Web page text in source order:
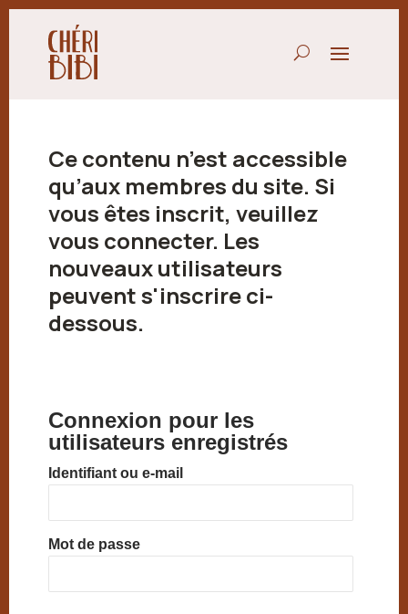
Ce contenu n’est accessible
qu’aux membres du site. Si
vous êtes inscrit, veuillez
vous connecter. Les
nouveaux utilisateurs
peuvent s'inscrire ci-
dessous.
Connexion pour les
utilisateurs enregistrés
Identifiant ou e-mail
Mot de passe